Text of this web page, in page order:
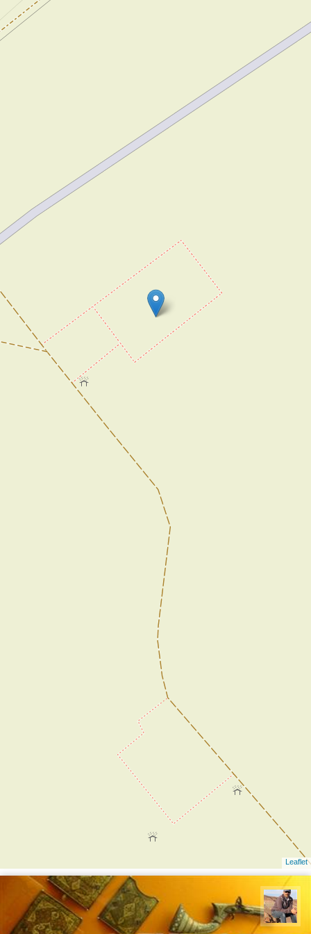
Leaflet
جمال زعیمی یزدی